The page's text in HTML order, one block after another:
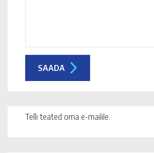
Telli teated oma e-mailile.